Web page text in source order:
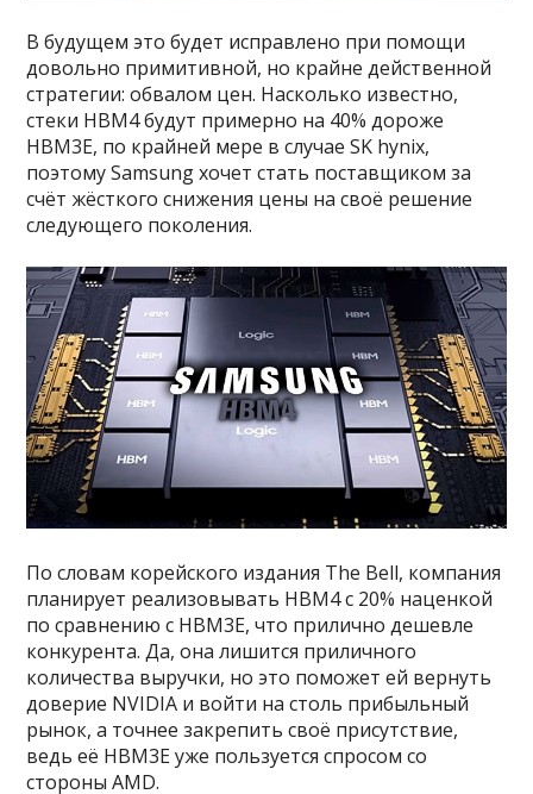
В будущем это будет исправлено при помощи
довольно примитивной, но крайне действенной
стратегии: обвалом цен. Насколько известно,
стеки HBM4 будут примерно на 40% дороже
HBM3E, по крайней мере в случае SK hynix,
поэтому Samsung хочет стать поставщиком за
счёт жёсткого снижения цены на своё решение
следующего поколения.
По словам корейского издания The Bell, компания
планирует реализовывать HBM4 с 20% наценкой
по сравнению с HBM3E, что прилично дешевле
конкурента. Да, она лишится приличного
количества выручки, но это поможет ей вернуть
доверие NVIDIA и войти на столь прибыльный
рынок, а точнее закрепить своё присутствие,
ведь её HBM3E уже пользуется спросом со
стороны AMD.